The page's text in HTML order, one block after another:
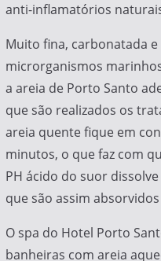
anti-inflamatórios
Muito fina, carbonatada
microrganismos
a areia de Porto Santo
que são realizados os
areia quente fique em
minutos, o que faz com
PH ácido do suor
que são assim
O spa do Hotel Porto
banheiras com areia